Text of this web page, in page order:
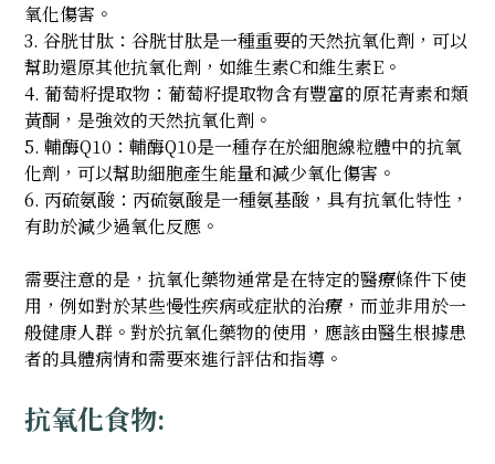
氧化傷害。
3. 谷胱甘肽：谷胱甘肽是一種重要的天然抗氧化劑，可以
幫助還原其他抗氧化劑，如維生素C和維生素E。
4. 葡萄籽提取物：葡萄籽提取物含有豐富的原花青素和類
黃酮，是強效的天然抗氧化劑。
5. 輔酶Q10：輔酶Q10是一種存在於細胞線粒體中的抗氧
化劑，可以幫助細胞產生能量和減少氧化傷害。
6. 丙硫氨酸：丙硫氨酸是一種氨基酸，具有抗氧化特性，
有助於減少過氧化反應。
需要注意的是，抗氧化藥物通常是在特定的醫療條件下使
用，例如對於某些慢性疾病或症狀的治療，而並非用於一
般健康人群。對於抗氧化藥物的使用，應該由醫生根據患
者的具體病情和需要來進行評估和指導。
抗氧化食物: